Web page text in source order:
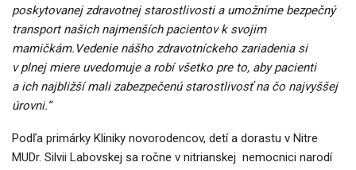
poskytovanej zdravotnej starostlivosti a umožníme bezpečný
transport našich najmenších pacientov k svojim
mamičkám.Vedenie nášho zdravotníckeho zariadenia si
v plnej miere uvedomuje a robí všetko pre to, aby pacienti
a ich najbližší mali zabezpečenú starostlivosť na čo najvyššej
úrovni.”
Podľa primárky Kliniky novorodencov, detí a dorastu v Nitre
MUDr. Silvii Labovskej sa ročne v nitrianskej nemocnici narodí